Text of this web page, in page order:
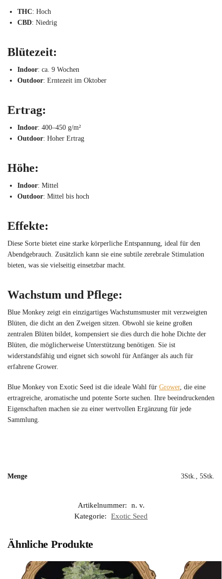
THC: Hoch
CBD: Niedrig
Blütezeit:
Indoor: ca. 9 Wochen
Outdoor: Erntezeit im Oktober
Ertrag:
Indoor: 400–450 g/m²
Outdoor: Hoher Ertrag
Höhe:
Indoor: Mittel
Outdoor: Mittel bis hoch
Effekte:
Diese Sorte bietet eine starke körperliche Entspannung, ideal für den
Abendgebrauch. Zusätzlich kann sie eine subtile zerebrale Stimulation
bieten, was sie vielseitig einsetzbar macht.
Wachstum und Pflege:
Blue Monkey zeigt ein einzigartiges Wachstumsmuster mit verzweigten
Blüten, die dicht an den Zweigen sitzen. Obwohl sie keine großen
zentralen Blüten bildet, kompensiert sie dies durch die hohe Dichte der
Blüten, die möglicherweise Unterstützung benötigen. Sie ist
widerstandsfähig und eignet sich sowohl für Anfänger als auch für
erfahrene Grower.
Blue Monkey von Exotic Seed ist die ideale Wahl für Grower, die eine
ertragreiche, aromatische und potente Sorte suchen. Ihre beeindruckenden
Eigenschaften machen sie zu einer wertvollen Ergänzung für jede
Sammlung.
Menge 3Stk., 5Stk.
Artikelnummer:
n. v.
Kategorie:
Exotic Seed
Ähnliche Produkte